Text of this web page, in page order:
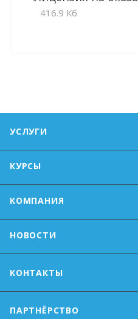
416.9 Кб
УСЛУГИ
КУРСЫ
КОМПАНИЯ
НОВОСТИ
КОНТАКТЫ
ПАРТНЁРСТВО